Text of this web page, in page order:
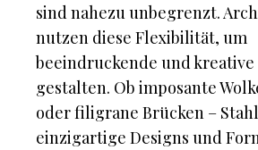
sind nahezu unbegrenzt.
nutzen diese Flexibilität, um
beeindruckende und kreative
gestalten. Ob imposante
oder filigrane Brücken –
einzigartige Designs und